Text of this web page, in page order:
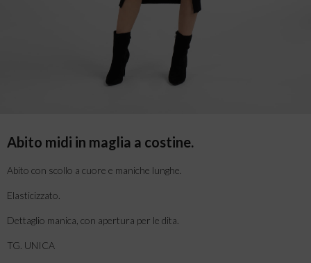
Abito midi in maglia a costine.
Abito con scollo a cuore e maniche lunghe.
Elasticizzato.
Dettaglio manica, con apertura per le dita.
TG. UNICA